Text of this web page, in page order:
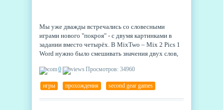
Мы уже дважды встречались со словесными
играми нового "покроя" - с двумя картинками в
задании вместо четырёх. В MixTwo – Mix 2 Pics 1
Word нужно было смешивать значения двух слов,
достаточно было просто поставить два слова
рядом и получить одно. Разработчик Second Gear
Games, долго не думая, объединил оба
направления в своей новой игре 2 фото 1 слово:
0 Просмотров: 34960
игры прохождения second gear games